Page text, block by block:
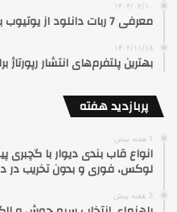
۱۴۰۴/۰۲/۱۰
معرفی 7 ربات دانلود از یوتیوب با تلگرام+ آموزش استفاده
۱۴۰۲/۱۱/۱۸
بهترین پلتفرم‌های انتشار
پربازدید هفته
1 هفته پیش
انواع قاب بندی دیوار با
لوکس، فوری و بدون تخریب در
3 هفته پیش